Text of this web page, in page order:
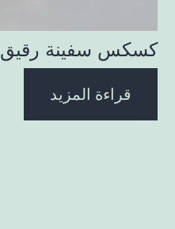
كسكس سفينة رقيق
قراءة المزيد